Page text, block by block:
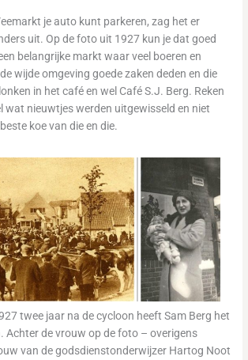
je auto kunt parkeren, zag het er
uit. Op de foto uit 1927 kun je dat goed
belangrijke markt waar veel boeren en
wijde omgeving goede zaken deden en die
in het café en wel Café S.J. Berg. Reken
wat nieuwtjes werden uitgewisseld en niet
koe van die en die.
twee jaar na de cycloon heeft Sam Berg het
Achter de vrouw op de foto – overigens
van de godsdienstonderwijzer Hartog Noot